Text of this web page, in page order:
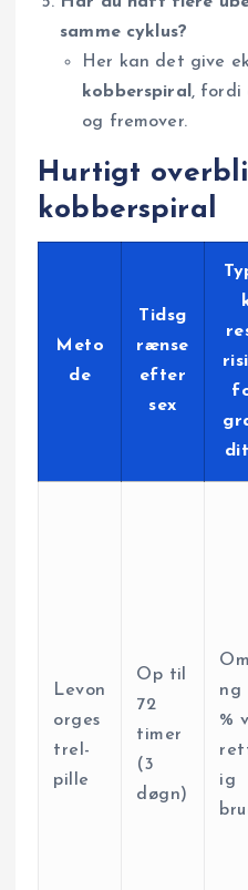
samme cyklus?
Her kan det give
kobberspiral , fordi
og fremover.
Hurtigt
kobberspiral
Meto
de
Tidsg
rænse
efter
sex
Levon
orges
trel-
pille
Op til
72
timer
(3
døgn)
ng
%
ig